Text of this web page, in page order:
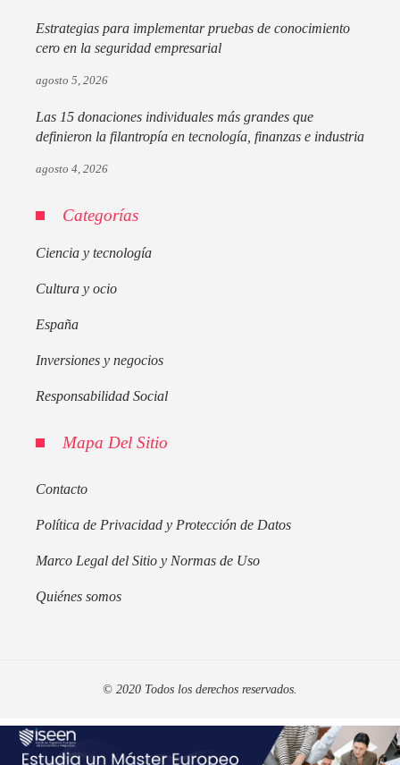
Estrategias para implementar pruebas de conocimiento
cero en la seguridad empresarial
agosto 5, 2026
Las 15 donaciones individuales más grandes que
definieron la filantropía en tecnología, finanzas e industria
agosto 4, 2026
Categorías
Ciencia y tecnología
Cultura y ocio
España
Inversiones y negocios
Responsabilidad Social
Mapa Del Sitio
Contacto
Política de Privacidad y Protección de Datos
Marco Legal del Sitio y Normas de Uso
Quiénes somos
© 2020 Todos los derechos reservados.